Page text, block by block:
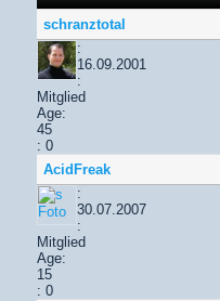
schranztotal
:
16.09.2001
:
Mitglied
Age:
45
: 0
AcidFreak
:
30.07.2007
:
Mitglied
Age:
15
: 0